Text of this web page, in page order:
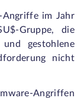
Angriffe im Jahr
Gruppe, die
gestohlene
nicht
Angriffen